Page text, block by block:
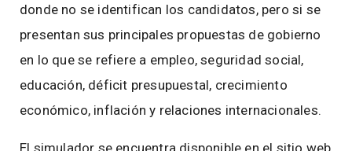
donde no se identifican los candidatos, pero si se
presentan sus principales propuestas de gobierno
en lo que se refiere a empleo, seguridad social,
educación, déficit presupuestal, crecimiento
económico, inflación y relaciones internacionales.